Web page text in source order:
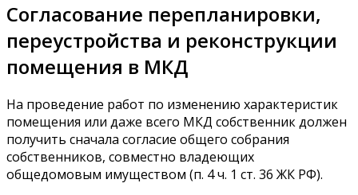
Согласование перепланировки,
переустройства и реконструкции
помещения в МКД
На проведение работ по изменению характеристик
помещения или даже всего МКД собственник должен
получить сначала согласие общего собрания
собственников, совместно владеющих
общедомовым имуществом (п. 4 ч. 1 ст. 36 ЖК РФ).